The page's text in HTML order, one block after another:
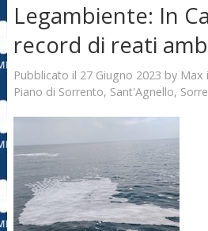
Legambiente: In
record di reati
Pubblicato il 27 Giugno 2023 by Max
Piano di Sorrento, Sant'Agnello,